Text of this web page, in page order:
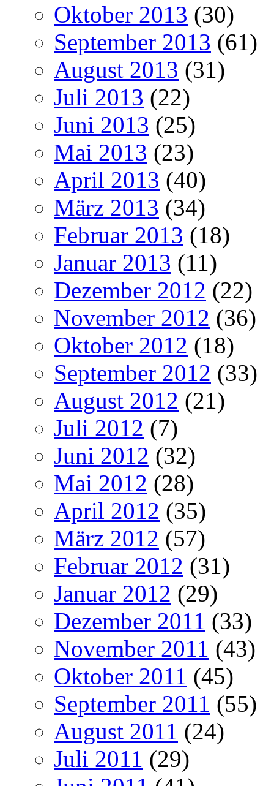
Oktober 2013 (30)
September 2013 (61)
August 2013 (31)
Juli 2013 (22)
Juni 2013 (25)
Mai 2013 (23)
April 2013 (40)
März 2013 (34)
Februar 2013 (18)
Januar 2013 (11)
Dezember 2012 (22)
November 2012 (36)
Oktober 2012 (18)
September 2012 (33)
August 2012 (21)
Juli 2012 (7)
Juni 2012 (32)
Mai 2012 (28)
April 2012 (35)
März 2012 (57)
Februar 2012 (31)
Januar 2012 (29)
Dezember 2011 (33)
November 2011 (43)
Oktober 2011 (45)
September 2011 (55)
August 2011 (24)
Juli 2011 (29)